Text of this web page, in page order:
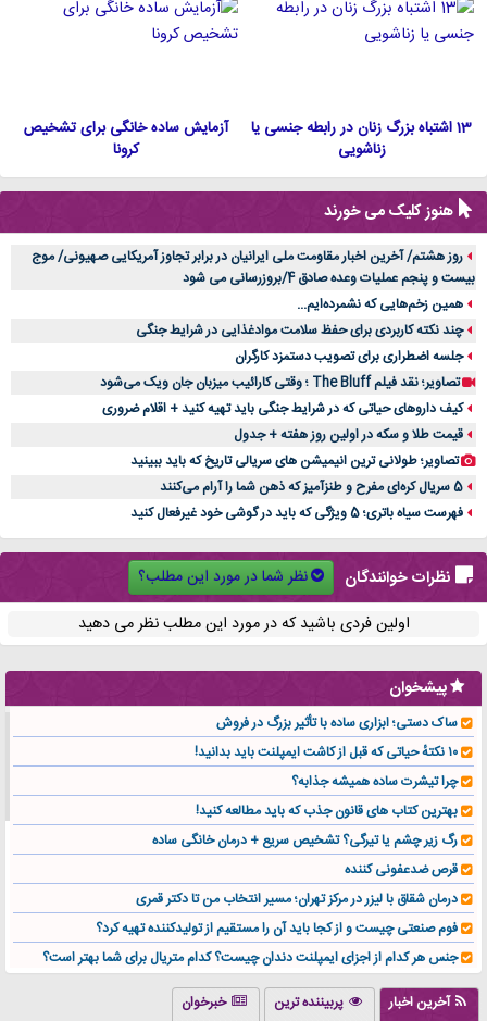
13 اشتباه بزرگ زنان در رابطه جنسی یا
زناشویی
آزمایش ساده خانگی برای تشخیص
کرونا
هنوز کلیک می خورند
روز هشتم/ آخرین اخبار مقاومت ملی ایرانیان در برابر تجاوز آمریکایی صهیونی/ موج
بیست و پنجم عملیات وعده صادق 4/بروزرسانی می شود
همین زخم‌هایی که نشمرده‌ایم...
چند نکته کاربردی برای حفظ سلامت موادغذایی در شرایط جنگی
جلسه اضطراری برای تصویب دستمزد کارگران
تصاویر؛ نقد فیلم The Bluff ؛ وقتی کارائیب میزبان جان ویک می‌شود
کیف داروهای حیاتی که در شرایط جنگی باید تهیه کنید + اقلام ضروری
قیمت طلا و سکه در اولین روز هفته + جدول
تصاویر؛ طولانی ترین انیمیشن های سریالی تاریخ که باید ببینید
5 سریال کره‌ای مفرح و طنزآمیز که ذهن شما را آرام می‌کنند
فهرست سیاه باتری؛ 5 ویژگی که باید در گوشی خود غیرفعال کنید
نظرات خوانندگان
نظر شما در مورد این مطلب؟
اولین فردی باشید که در مورد این مطلب نظر می دهید
پیشخوان
ساک دستی؛ ابزاری ساده با تأثیر بزرگ در فروش
۱۰ نکتهٔ حیاتی که قبل از کاشت ایمپلنت باید بدانید!
چرا تیشرت ساده همیشه جذابه؟
بهترین کتاب های قانون جذب که باید مطالعه کنید!
رگ زیر چشم یا تیرگی؟ تشخیص سریع + درمان خانگی ساده
قرص ضدعفونی کننده
درمان شقاق با لیزر در مرکز تهران؛ مسیر انتخاب من تا دکتر قمری
فوم صنعتی چیست و از کجا باید آن را مستقیم از تولیدکننده تهیه کرد؟
جنس هر کدام از اجزای ایمپلنت دندان چیست؟ کدام متریال برای شما بهتر است؟
تولید لیوان کاغذی یک کسب‌ و کار پر سود و رو‌ به‌ رشد در بازار ایران
درد زانو بعد از تمرین با تردمیل؟ شاید مشکل از این انتخاب باشد
آخرین اخبار پربیننده ترین خبرخوان